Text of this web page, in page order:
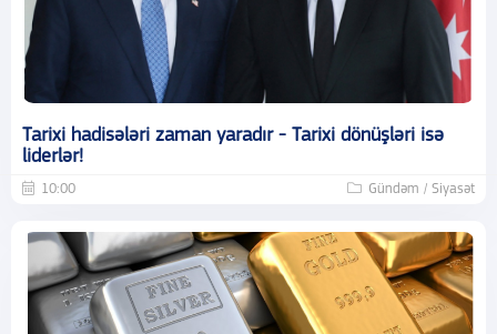
Tarixi hadisələri zaman yaradır - Tarixi dönüşləri isə
liderlər!
10:00 Gündəm / Siyasət